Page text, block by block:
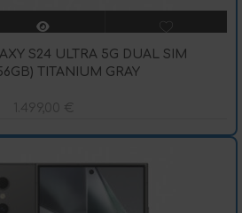
S24 ULTRA 5G DUAL SIM
TITANIUM GRAY
1.499,00 €